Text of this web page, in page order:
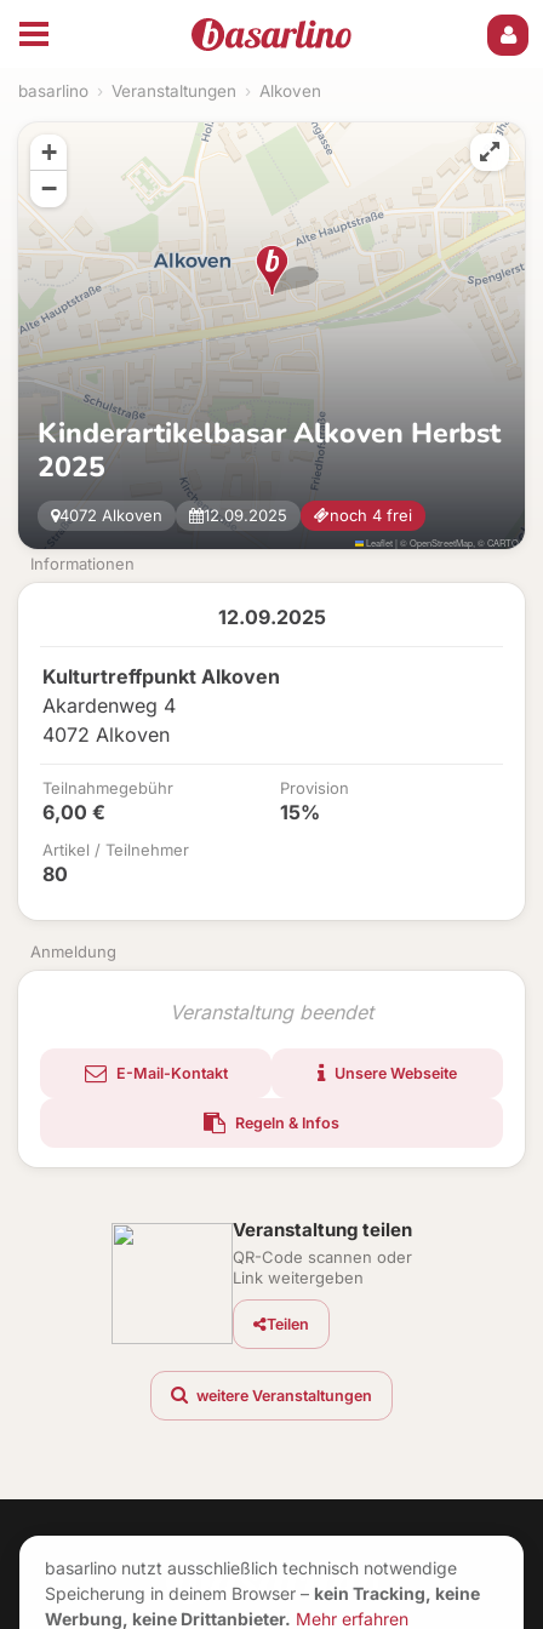
basarlino › Veranstaltungen › Alkoven
Informationen
Anmeldung
12.09.2025
Kulturtreffpunkt Alkoven
Akardenweg 4
4072 Alkoven
Teilnahmegebühr
6,00 €
Provision
15%
Artikel / Teilnehmer
80
Veranstaltung beendet
E-Mail-Kontakt Unsere Webseite
Regeln & Infos
Kinderartikelbasar Alkoven Herbst
2025
4072 Alkoven 12.09.2025 noch 4 frei
+
−
Leaflet|©OpenStreetMap , ©CARTO
Veranstaltung teilen
QR-Code scannen oder
Link weitergeben
Teilen
weitere Veranstaltungen
basarlino nutzt ausschließlich technisch notwendige
Speicherung in deinem Browser – kein Tracking, keine
Werbung, keine Drittanbieter. Mehr erfahren